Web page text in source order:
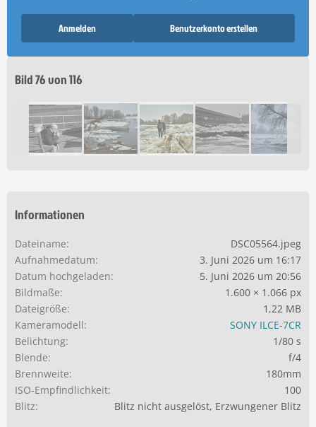
Benutzerkonto erstellen
Anmelden
Bild 76 von 116
Informationen
Dateiname
DSC05564.jpeg
Aufnahmedatum
3. Juni 2026 um 16:17
Datum hochgeladen
5. Juni 2026 um 20:56
Bildmaße
1.600 × 1.066 px
Dateigröße
1,22 MB
Kameramodell
SONY ILCE-7CR
Belichtung
1/80 s
Blende
f/4
Brennweite
180mm
ISO-Empfindlichkeit
100
Blitz
Blitz nicht ausgelöst, Erzwungener Blitz